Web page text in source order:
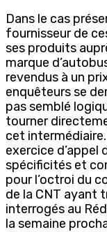
Dans le cas
fournisseur de
ses produits
marque
revendus à un
enquêteurs se
pas semblé
tourner
cet
exercice d’appel
spécificités et
pour l’octroi du
de la CNT ayant
interrogés au
la semaine